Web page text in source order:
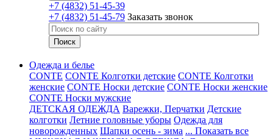
+7 (4832) 51-45-39
+7 (4832) 51-45-79 Заказать звонок
Одежда и белье
CONTE CONTE Колготки детские CONTE Колготки
женские CONTE Носки детские CONTE Носки женские
CONTE Носки мужские
ДЕТСКАЯ ОДЕЖДА Варежки, Перчатки Детские
колготки Летние головные уборы Одежда для
новорожденных Шапки осень - зима ... Показать все